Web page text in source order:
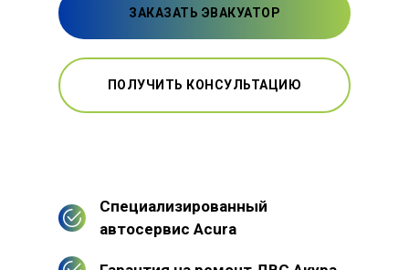
ЗАКАЗАТЬ ЭВАКУАТОР
ПОЛУЧИТЬ КОНСУЛЬТАЦИЮ
Специализированный
автосервис Acura